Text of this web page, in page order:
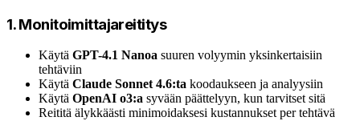
1. Monitoimittajareititys
Käytä GPT-4.1 Nanoa suuren volyymin yksinkertaisiin
tehtäviin
Käytä Claude Sonnet 4.6:ta koodaukseen ja analyysiin
Käytä OpenAI o3:a syvään päättelyyn, kun tarvitset sitä
Reititä älykkäästi minimoidaksesi kustannukset per tehtävä